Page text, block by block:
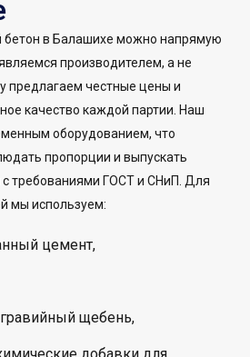
бетон в Балашихе можно напрямую
производителем, а не
предлагаем честные цены и
качество каждой партии. Наш
оборудованием, что
пропорции и выпускать
с требованиями ГОСТ и СНиП. Для
мы используем:
цемент,
щебень,